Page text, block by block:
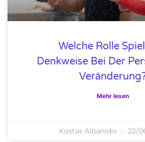
Welche Rolle
Denkweise Bei Der
Mehr lesen
Kostas Albanidis 22/